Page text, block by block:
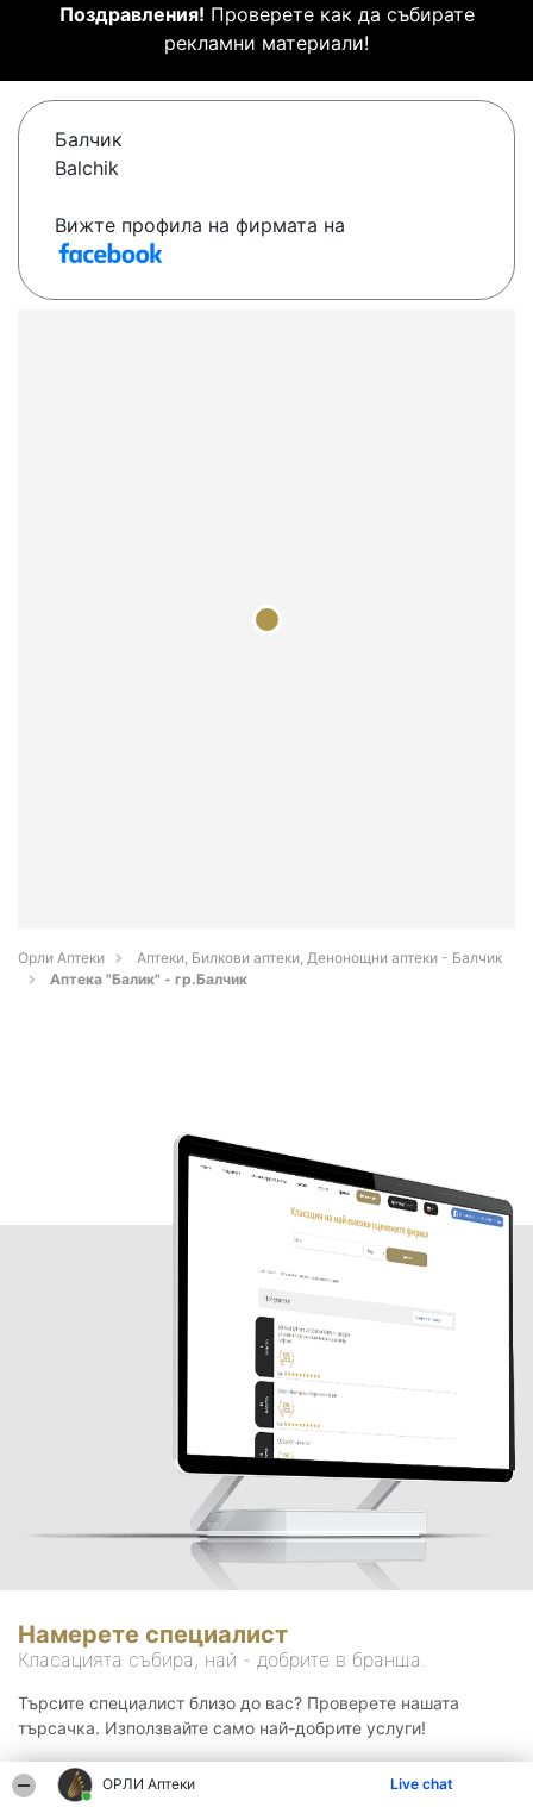
ОРЛИ Аптеки Live chat
Поздравления! Проверете как да събирате
рекламни материали!
Балчик
Balchik
Вижте профила на фирмата на
Орли Аптеки
Аптеки, Билкови аптеки, Денонощни аптеки - Балчик
Аптека "Балик" - гр.Балчик
Намерете специалист
Класацията събира, най - добрите в бранша.
Търсите специалист близо до вас? Проверете нашата
търсачка. Използвайте само най-добрите услуги!